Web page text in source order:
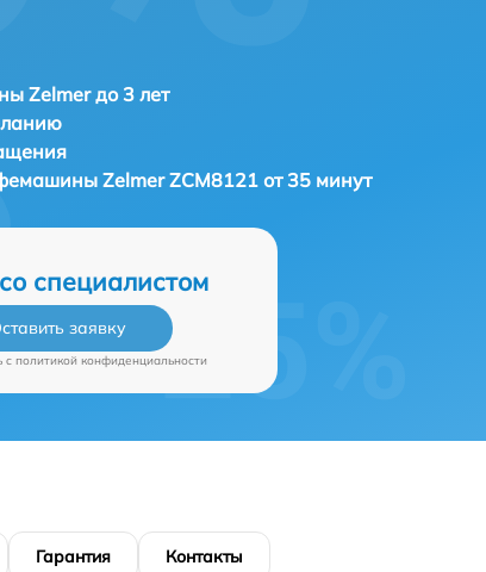
Zelmer до 3 лет
Zelmer ZCM8121 от 35 минут
специалистом
заявку
c политикой конфиденциальности
Гарантия Контакты